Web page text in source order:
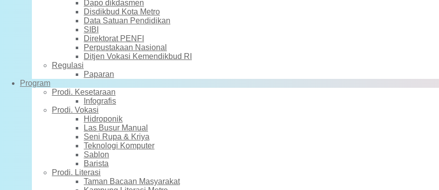
Dapo dikdasmen
Disdikbud Kota Metro
Data Satuan Pendidikan
SIBI
Direktorat PENFI
Perpustakaan Nasional
Ditjen Vokasi Kemendikbud RI
Regulasi
Paparan
Program
Prodi. Kesetaraan
Infografis
Prodi. Vokasi
Hidroponik
Las Busur Manual
Seni Rupa & Kriya
Teknologi Komputer
Sablon
Barista
Prodi. Literasi
Taman Bacaan Masyarakat